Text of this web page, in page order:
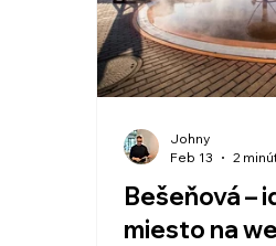
Bešeňová –
miesto na
Johny
Feb 13
2